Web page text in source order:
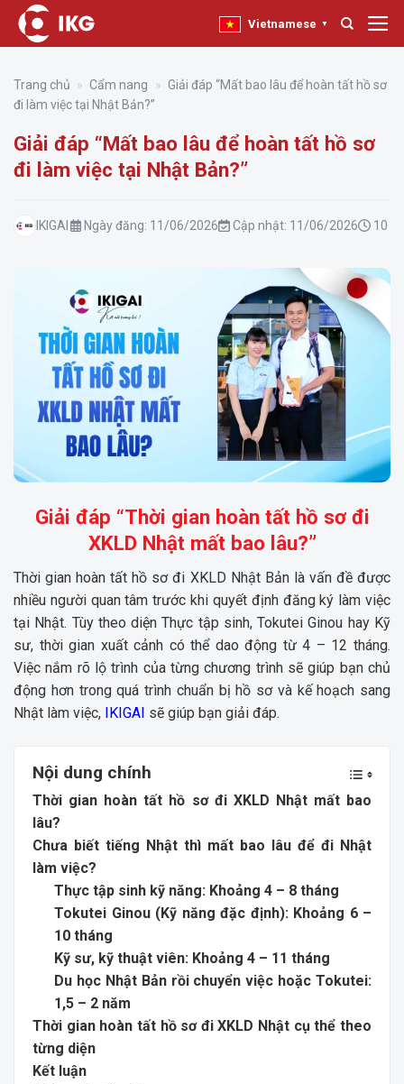
qua
dung
Vietnamese ▼
Trang chủ » Cẩm nang » Giải đáp “Mất bao lâu để hoàn tất hồ sơ
đi làm việc tại Nhật Bản?”
Giải đáp “Mất bao lâu để hoàn tất hồ sơ
đi làm việc tại Nhật Bản?”
IKIGAI Ngày đăng: 11/06/2026 Cập nhật: 11/06/2026 10
Giải đáp “Thời gian hoàn tất hồ sơ đi
XKLD Nhật mất bao lâu?”
Thời gian hoàn tất hồ sơ đi XKLD Nhật Bản là vấn đề được
nhiều người quan tâm trước khi quyết định đăng ký làm việc
tại Nhật. Tùy theo diện Thực tập sinh, Tokutei Ginou hay Kỹ
sư, thời gian xuất cảnh có thể dao động từ 4 – 12 tháng.
Việc nắm rõ lộ trình của từng chương trình sẽ giúp bạn chủ
động hơn trong quá trình chuẩn bị hồ sơ và kế hoạch sang
Nhật làm việc,
IKIGAI sẽ giúp bạn giải đáp.
Nội dung chính
Thời gian hoàn tất hồ sơ đi XKLD Nhật mất bao
lâu?
Chưa biết tiếng Nhật thì mất bao lâu để đi Nhật
làm việc?
Thực tập sinh kỹ năng: Khoảng 4 – 8 tháng
Tokutei Ginou (Kỹ năng đặc định): Khoảng 6 –
10 tháng
Kỹ sư, kỹ thuật viên: Khoảng 4 – 11 tháng
Du học Nhật Bản rồi chuyển việc hoặc Tokutei:
1,5 – 2 năm
Thời gian hoàn tất hồ sơ đi XKLD Nhật cụ thể theo
từng diện
Kết luận